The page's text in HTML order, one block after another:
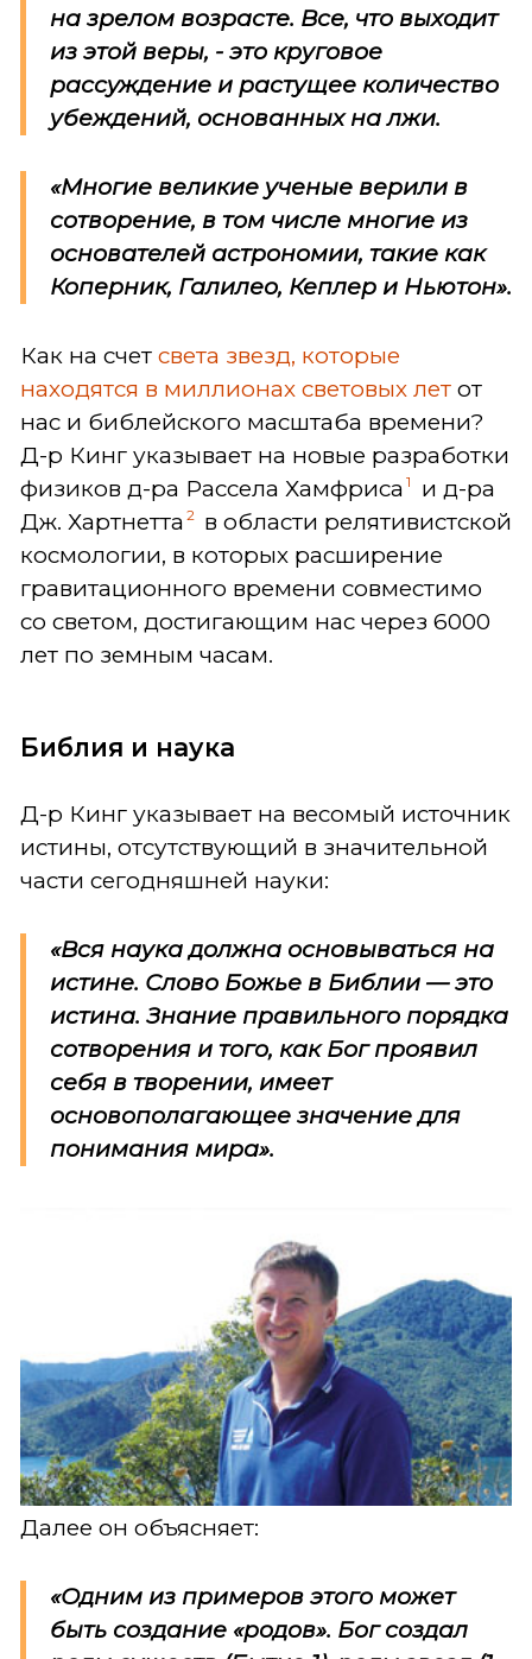
на зрелом возрасте. Все, что выходит
из этой веры, - это круговое
рассуждение и растущее количество
убеждений, основанных на лжи.
«Многие великие ученые верили в
сотворение, в том числе многие из
основателей астрономии, такие как
Коперник, Галилео, Кеплер и Ньютон».
Как на счет света звезд, которые
находятся в миллионах световых лет от
нас и библейского масштаба времени?
Д-р Кинг указывает на новые разработки
физиков д-ра Рассела Хамфриса 1
и д-ра
Дж. Хартнетта 2 в области релятивистской
космологии, в которых расширение
гравитационного времени совместимо
со светом, достигающим нас через 6000
лет по земным часам.
Библия и наука
Д-р Кинг указывает на весомый источник
истины, отсутствующий в значительной
части сегодняшней науки:
«Вся наука должна основываться на
истине. Слово Божье в Библии — это
истина. Знание правильного порядка
сотворения и того, как Бог проявил
себя в творении, имеет
основополагающее значение для
понимания мира».
Далее он объясняет:
«Одним из примеров этого может
быть создание «родов». Бог создал